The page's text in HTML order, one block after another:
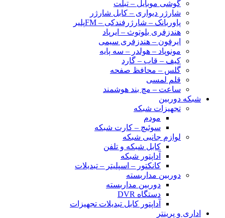
گوشی موبایل – تبلت
شارژر دیواری – کابل شارژر
پاوربانک – شارژرفندکی – FMپلیر
هندزفری بلوتوث – ایرپاد
ایرفون – هندزفری سیمی
مونوپاد – هولدر – سه پایه
کیف – قاب – گارد
گلس – محافظ صفحه
قلم لمسی
ساعت – مچ بند هوشمند
شبکه دوربین
تجهیزات شبکه
مودم
سوئیچ – کارت شبکه
لوازم جانبی شبکه
کابل شبکه و تلفن
آداپتور شبکه
کانکتور – اسپلیتر – تبدیلات
دوربین مداربسته
دوربین مداربسته
دستگاه DVR
آداپتور کابل تبدیلات تجهیزات
اداری و پرینتر